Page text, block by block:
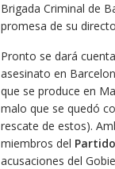
Brigada Criminal de
promesa de su
Pronto se dará
asesinato en
que se produce en
malo que se quedó
rescate de estos).
miembros del
acusaciones del